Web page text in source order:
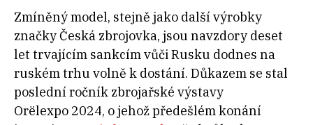
Zmíněný model, stejně jako další výrobky
značky Česká zbrojovka, jsou navzdory deset
let trvajícím sankcím vůči Rusku dodnes na
ruském trhu volně k dostání. Důkazem se stal
poslední ročník zbrojařské výstavy
Orëlexpo 2024, o jehož předešlém konání